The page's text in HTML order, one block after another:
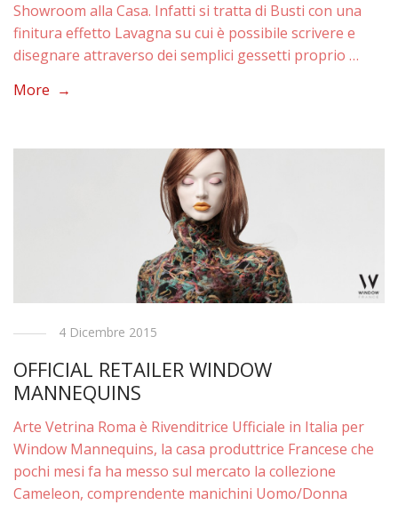
Showroom alla Casa. Infatti si tratta di Busti con una
finitura effetto Lavagna su cui è possibile scrivere e
disegnare attraverso dei semplici gessetti proprio …
More →
4 Dicembre 2015
OFFICIAL RETAILER WINDOW
MANNEQUINS
Arte Vetrina Roma è Rivenditrice Ufficiale in Italia per
Window Mannequins, la casa produttrice Francese che
pochi mesi fa ha messo sul mercato la collezione
Cameleon, comprendente manichini Uomo/Donna